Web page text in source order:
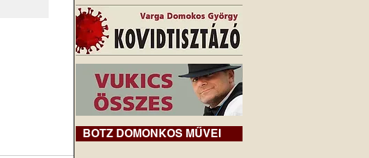
BOTZ DOMONKOS MŰVEI